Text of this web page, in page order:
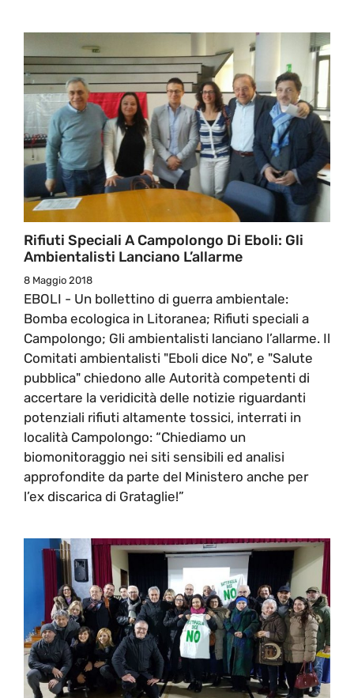
Rifiuti Speciali A Campolongo Di Eboli: Gli
Ambientalisti Lanciano L’allarme
8 Maggio 2018
EBOLI - Un bollettino di guerra ambientale:
Bomba ecologica in Litoranea; Rifiuti speciali a
Campolongo; Gli ambientalisti lanciano l’allarme. Il
Comitati ambientalisti "Eboli dice No", e "Salute
pubblica" chiedono alle Autorità competenti di
accertare la veridicità delle notizie riguardanti
potenziali rifiuti altamente tossici, interrati in
località Campolongo: “Chiediamo un
biomonitoraggio nei siti sensibili ed analisi
approfondite da parte del Ministero anche per
l’ex discarica di Grataglie!”